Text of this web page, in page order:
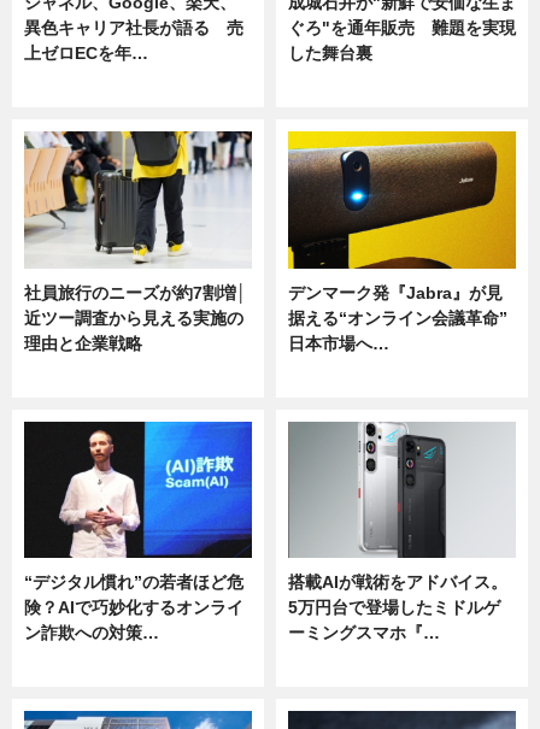
異色キャリア社長が語る 売
上ゼロECを年…
ぐろ"を通年販売 難題を実現
した舞台裏
社員旅行のニーズが約7割増│
近ツー調査から見える実施の
理由と企業戦略
デンマーク発『Jabra』が見
据える“オンライン会議革命”
日本市場へ…
“デジタル慣れ”の若者ほど危
険？AIで巧妙化するオンライ
ン詐欺への対策…
搭載AIが戦術をアドバイス。
5万円台で登場したミドルゲ
ーミングスマホ『…